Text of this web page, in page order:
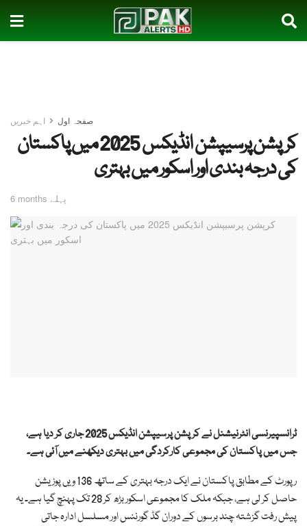
صفحہ اول اہم خبریں
کرپشن پرسیپشن انڈیکس 2025 میں پاکستان
کی درجہ بندی اور اسکور میں بہتری
6 months پہلے
ٹرانسپیرنسی انٹرنیشنل نے کرپشن پرسیپشن انڈیکس 2025 جاری کر دیا ہے،
جس میں پاکستان کی مجموعی کارکردگی میں بہتری دیکھنے میں آئی ہے۔
رپورٹ کے مطابق پاکستان نے ایک درجہ بہتری کے ساتھ 136 ویں پوزیشن
حاصل کر لی ہے، جبکہ ملک کا مجموعی اسکور بڑھ کر 28 تک پہنچ گیا ہے۔ یہ
پیش رفت گزشتہ چند برسوں کے دوران گڈ گورننس اور مسلسل ادارہ جاتی